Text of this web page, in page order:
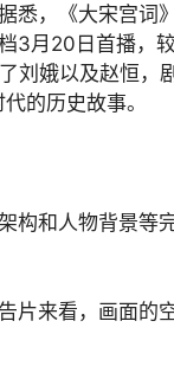
悉，《大宋宫词
3月20日首播，
刘娥以及赵恒，
的历史故事。
构和人物背景等
片来看，画面的